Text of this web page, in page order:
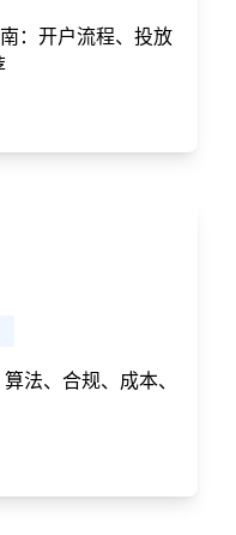
：开户流程、投放
法、合规、成本、